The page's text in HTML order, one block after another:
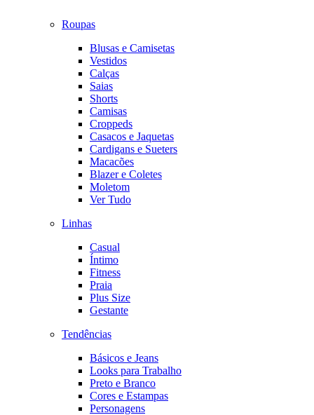
Roupas
Blusas e Camisetas
Vestidos
Calças
Saias
Shorts
Camisas
Croppeds
Casacos e Jaquetas
Cardigans e Sueters
Macacões
Blazer e Coletes
Moletom
Ver Tudo
Linhas
Casual
Íntimo
Fitness
Praia
Plus Size
Gestante
Tendências
Básicos e Jeans
Looks para Trabalho
Preto e Branco
Cores e Estampas
Personagens